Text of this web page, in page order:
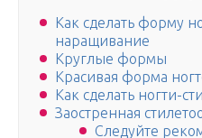
Как сделать форму
наращивание
Круглые формы
Красивая форма
Как сделать ногти-
Заостренная
Следуйте